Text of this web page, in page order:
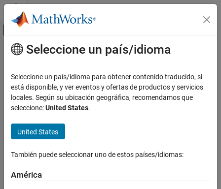
Saltar al contenido
Mostrar/ocultar menú de navegación
Inicio de Documentación
Computational Finance
Contenido principal
How useful was this information?
Seleccione un país/idioma
Seleccione un país/idioma para obtener contenido traducido, si
está disponible, y ver eventos y ofertas de productos y servicios
locales. Según su ubicación geográfica, recomendamos que
seleccione:United States.
United States
También puede seleccionar uno de estos países/idiomas:
América